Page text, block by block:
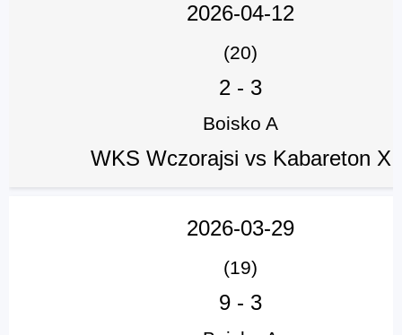
2026-04-12
(20)
2 - 3
Boisko A
WKS Wczorajsi vs Kabareton X
2026-03-29
(19)
9 - 3